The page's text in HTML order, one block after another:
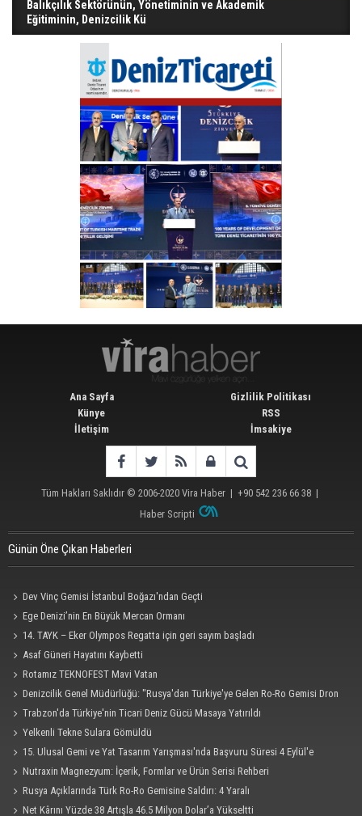
Balıkçılık Sektörünün, Yönetiminin ve Akademik
Eğitiminin, Denizcilik Kü
Ana Sayfa
Künye
İletişim
Gizlilik Politikası
RSS
İmsakiye
Tüm Hakları Saklıdır © 2006-2020 Vira Haber | +90 542 236 66 38 |
Haber Scripti
Günün Öne Çıkan Haberleri
Dev Vinç Gemisi İstanbul Boğazı'ndan Geçti
Ege Denizi’nin En Büyük Mercan Ormanı
14. TAYK – Eker Olympos Regatta için geri sayım başladı
Asaf Güneri Hayatını Kaybetti
Rotamız TEKNOFEST Mavi Vatan
Denizcilik Genel Müdürlüğü: "Rusya'dan Türkiye'ye Gelen Ro-Ro Gemisi Dron
Saldırısına Uğradı"
Trabzon'da Türkiye'nin Ticari Deniz Gücü Masaya Yatırıldı
Yelkenli Tekne Sulara Gömüldü
15. Ulusal Gemi ve Yat Tasarım Yarışması'nda Başvuru Süresi 4 Eylül'e
Uzatıldı
Nutraxin Magnezyum: İçerik, Formlar ve Ürün Serisi Rehberi
Rusya Açıklarında Türk Ro-Ro Gemisine Saldırı: 4 Yaralı
Net Kârını Yüzde 38 Artışla 46.5 Milyon Dolar’a Yükseltti